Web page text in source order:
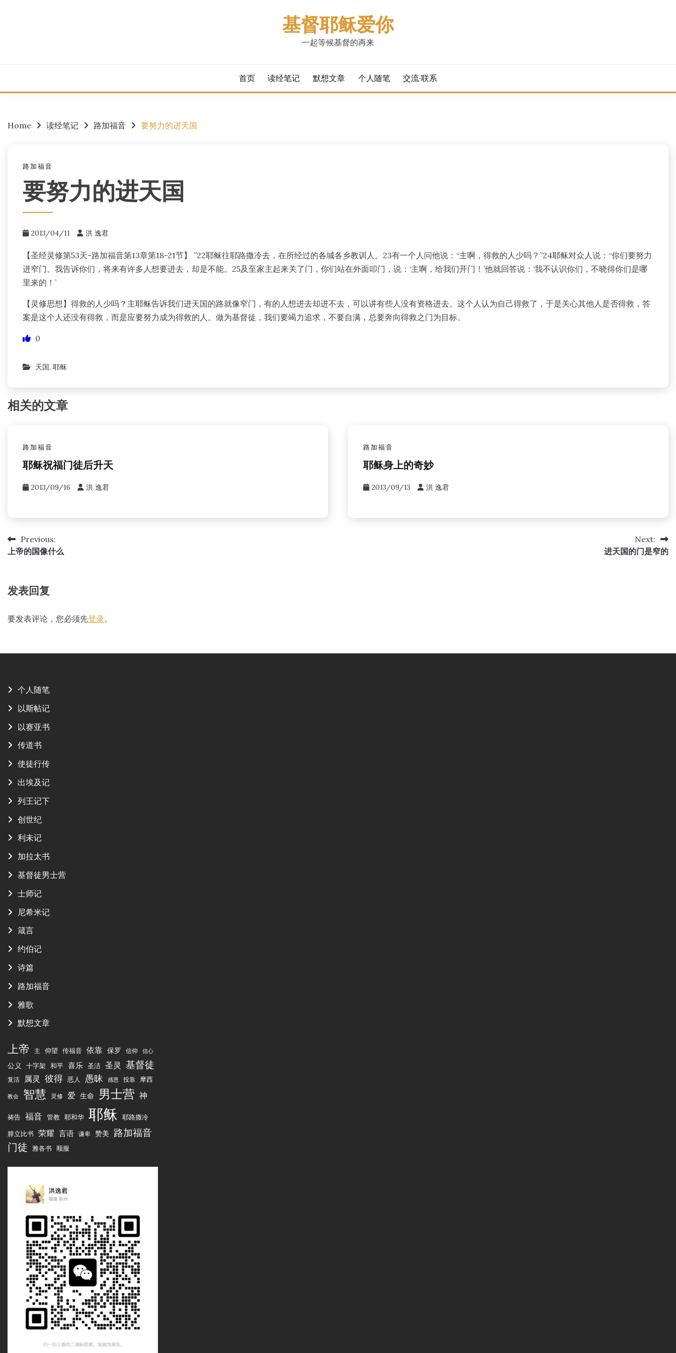
基督耶稣爱你
一起等候基督的再来
首页 读经笔记 默想文章 个人随笔 交流·联系
Home 读经笔记 路加福音 要努力的进天国
路加福音
要努力的进天国
2013/04/11 洪 逸君
【圣经灵修第53天-路加福音第13章第18-21节】 ”22耶稣往耶路撒冷去，在所经过的各城各乡教训人。23有一个人问他说：“主啊，得救的人少吗？”24耶稣对众人说：“你们要努力
进窄门。我告诉你们，将来有许多人想要进去，却是不能。25及至家主起来关了门，你们站在外面叩门，说：‘主啊，给我们开门！’他就回答说：‘我不认识你们，不晓得你们是哪
里来的！’
【灵修思想】得救的人少吗？主耶稣告诉我们进天国的路就像窄门，有的人想进去却进不去，可以讲有些人没有资格进去。这个人认为自己得救了，于是关心其他人是否得救，答
案是这个人还没有得救，而是应要努力成为得救的人。做为基督徒，我们要竭力追求，不要自满，总要奔向得救之门为目标。
0
天国, 耶稣
相关的文章
路加福音
耶稣祝福门徒后升天
2013/09/16 洪 逸君
路加福音
耶稣身上的奇妙
2013/09/13 洪 逸君
文
航
Previous:
上帝的国像什么
Next:
进天国的门是窄的
发表回复
要发表评论，您必须先登录。
个人随笔
以斯帖记
以赛亚书
传道书
使徒行传
出埃及记
列王记下
创世纪
利未记
加拉太书
基督徒男士营
士师记
尼希米记
箴言
约伯记
诗篇
路加福音
雅歌
默想文章
上帝 主 仰望 传福音 依靠 保罗 信仰 信心
公义 十字架 和平 喜乐 圣洁 圣灵 基督徒
复活 属灵 彼得 恶人 愚昧 感恩 投靠 摩西
教会 智慧 灵修 爱 生命 男士营 神
祷告 福音 管教 耶和华 耶稣 耶路撒冷
腓立比书 荣耀 言语 谦卑 赞美 路加福音
门徒 雅各书 顺服